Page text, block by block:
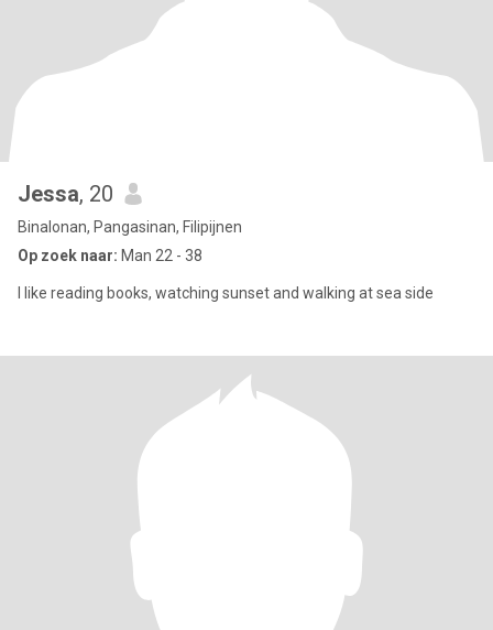
Jessa, 20
Binalonan, Pangasinan, Filipijnen
Op zoek naar: Man 22 - 38
I like reading books, watching sunset and walking at sea side